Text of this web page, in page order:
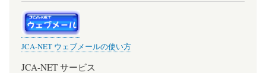
JCA-NET ウェブメールの使い方
JCA-NET サービス